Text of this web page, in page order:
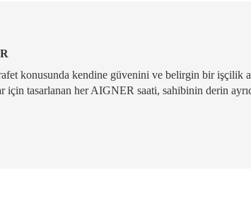
konusunda kendine güvenini ve belirgin bir işçilik
tasarlanan her AIGNER saati, sahibinin derin